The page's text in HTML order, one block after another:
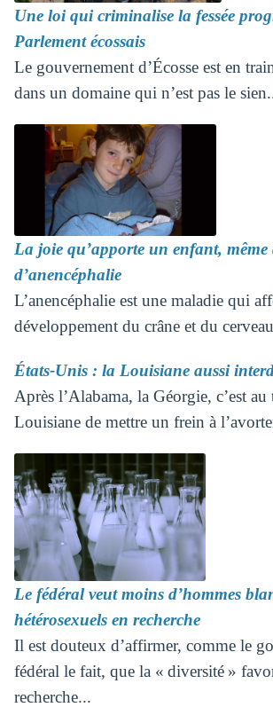
Une loi qui criminalise la fessée
Parlement écossais
Le gouvernement d’Écosse est en
dans un domaine qui n’est pas le
La joie qu’apporte un enfant, même
d’anencéphalie
L’anencéphalie est une maladie qui
développement du crâne et du
États-Unis : la Louisiane aussi
Après l’Alabama, la Géorgie, c’est au
Louisiane de mettre un frein à
Le fédéral veut moins d’hommes
hétérosexuels en recherche
Il est douteux d’affirmer, comme le
fédéral le fait, que la « diversité »
recherche...